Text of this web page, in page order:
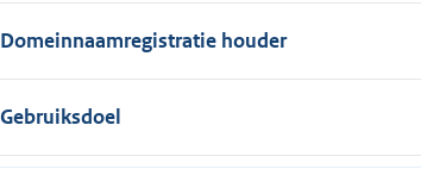
Domeinnaamregistratie houder
Gebruiksdoel